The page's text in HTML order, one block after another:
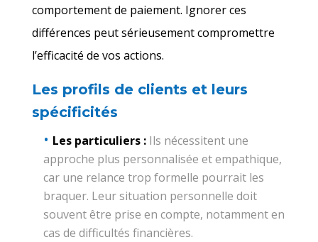
comportement de paiement. Ignorer ces
différences peut sérieusement compromettre
l’efficacité de vos actions.
Les profils de clients et leurs
spécificités
Les particuliers :Ils nécessitent une
approche plus personnalisée et empathique,
car une relance trop formelle pourrait les
braquer. Leur situation personnelle doit
souvent être prise en compte, notamment en
cas de difficultés financières.